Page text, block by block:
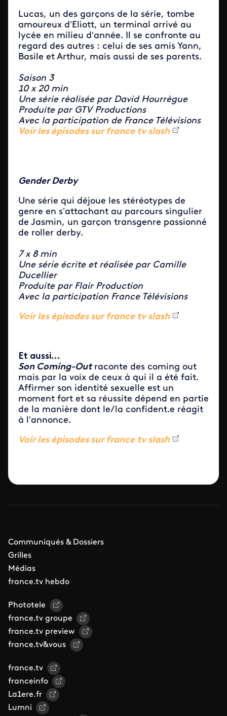
Lucas, un des garçons de la série, tombe
amoureux d’Eliott, un terminal arrivé au
lycée en milieu d’année. Il se confronte au
regard des autres : celui de ses amis Yann,
Basile et Arthur, mais aussi de ses parents.
Saison 3
10 x 20 min
Une série réalisée par David Hourrègue
Produite par GTV Productions
Avec la participation de France Télévisions
Voir les épisodes sur france tv slash
Gender Derby
Une série qui déjoue les stéréotypes de
genre en s’attachant au parcours singulier
de Jasmin, un garçon transgenre passionné
de roller derby.
7 x 8 min
Une série écrite et réalisée par Camille
Ducellier
Produite par Flair Production
Avec la participation France Télévisions
Voir les épisodes sur france tv slash
Et aussi…
Son Coming-Out raconte des coming out
mais par la voix de ceux à qui il a été fait.
Affirmer son identité sexuelle est un
moment fort et sa réussite dépend en partie
de la manière dont le/la confident.e réagit
à l’annonce.
Voir les épisodes sur france tv slash
Communiqués & Dossiers
Grilles
Médias
france.tv hebdo
Phototele
france.tv groupe
france.tv preview
france.tv&vous
france.tv
franceinfo
La1ere.fr
Lumni